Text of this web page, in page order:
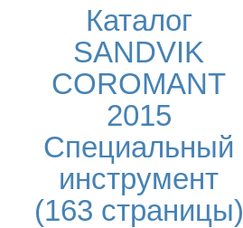
Каталог
SANDVIK
COROMANT
2015
Специальный
инструмент
(163 страницы)